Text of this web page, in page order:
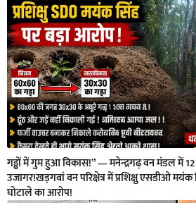
गड्ढों में गुम हुआ विकास!” — मनेन्द्रगढ़ वन मंडल में 12
उजागर!खड़गवां वन परिक्षेत्र में प्रशिक्षु एसडीओ
घोटाले का आरोप!